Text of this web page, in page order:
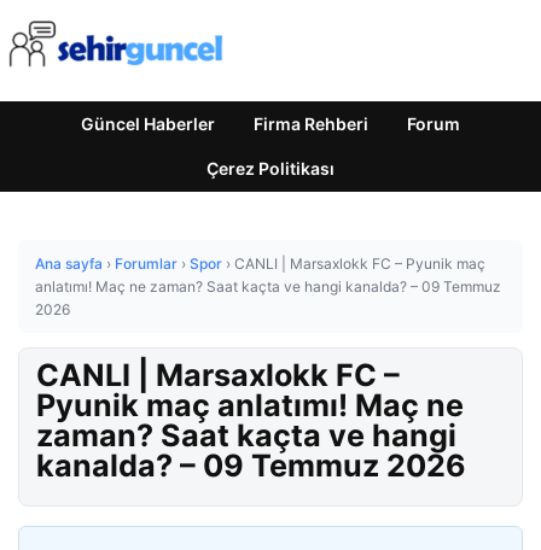
Güncel Haberler Firma Rehberi Forum
Çerez Politikası
Ana sayfa › Forumlar › Spor › CANLI | Marsaxlokk FC – Pyunik maç
anlatımı! Maç ne zaman? Saat kaçta ve hangi kanalda? – 09 Temmuz
2026
CANLI | Marsaxlokk FC –
Pyunik maç anlatımı! Maç ne
zaman? Saat kaçta ve hangi
kanalda? – 09 Temmuz 2026